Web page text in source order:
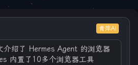
青萍AI
介绍了 Hermes Agent 的浏览器
内置了10多个浏览器工具